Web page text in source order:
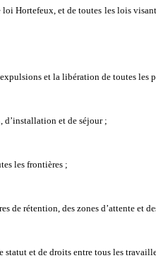
Hortefeux, et de toutes les lois
et la libération de toutes les
et de séjour ;
les frontières ;
de rétention, des zones d’attente et
statut et de droits entre tous les